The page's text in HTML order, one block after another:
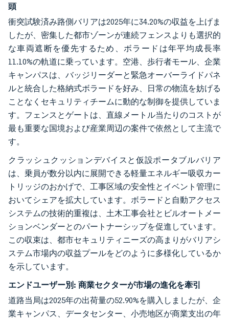
頭
衝突試験済み路側バリアは2025年に34.20%の収益を上げま
したが、密集した都市ゾーンが連続フェンスよりも選択的
な車両遮断を優先するため、ボラードは年平均成長率
11.10%の軌道に乗っています。空港、歩行者モール、企業
キャンパスは、バッジリーダーと緊急オーバーライドパネ
ルと統合した格納式ボラードを好み、日常の物流を妨げる
ことなくセキュリティチームに動的な制御を提供していま
す。フェンスとゲートは、直線メートル当たりのコストが
最も重要な国境および産業周辺の案件で依然として主流で
す。
クラッシュクッションデバイスと仮設ポータブルバリア
は、乗員が数分以内に展開できる軽量エネルギー吸収カー
トリッジのおかげで、工事区域の安全性とイベント管理に
おいてシェアを拡大しています。ボラードと自動アクセス
システムの技術的重複は、土木工事会社とビルオートメー
ションベンダーとのパートナーシップを促進しています。
この収束は、都市セキュリティニーズの高まりがバリアシ
ステム市場内の収益プールをどのように多様化しているか
を示しています。
エンドユーザー別: 商業セクターが市場の進化を牽引
道路当局は2025年の出荷量の52.90%を購入しましたが、企
業キャンパス、データセンター、小売地区が商業支出の年